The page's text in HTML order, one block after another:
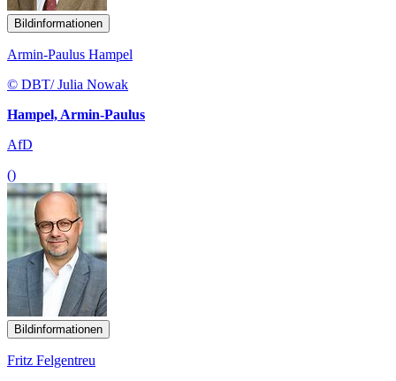
Bildinformationen
Armin-Paulus Hampel
© DBT/ Julia Nowak
Hampel, Armin-Paulus
AfD
()
Bildinformationen
Fritz Felgentreu